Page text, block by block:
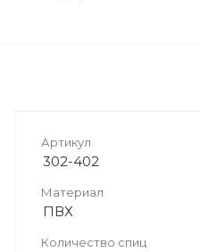
Артикул
302-402
Материал
ПВХ
Количество спиц